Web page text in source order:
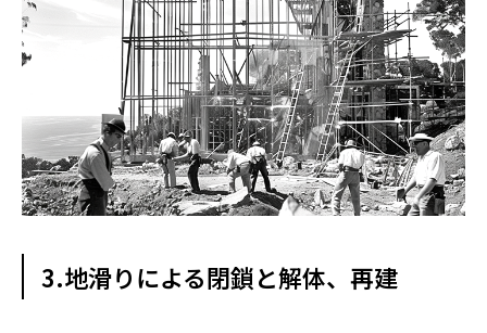
3.地滑りによる閉鎖と解体、再建